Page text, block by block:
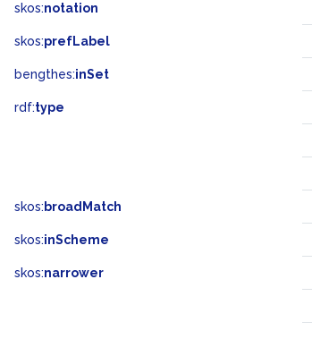
skos:notation
skos:prefLabel
bengthes:inSet
rdf:type
skos: broadMatch
skos:inScheme
skos:narrower